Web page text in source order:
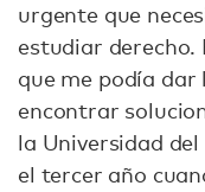
urgente que
estudiar derecho.
que me podía
encontrar
la Universidad
el tercer año